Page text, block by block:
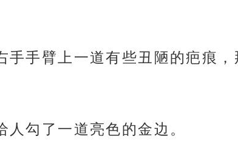
手臂上一道有些丑陋的疤痕，
勾了一道亮色的金边。